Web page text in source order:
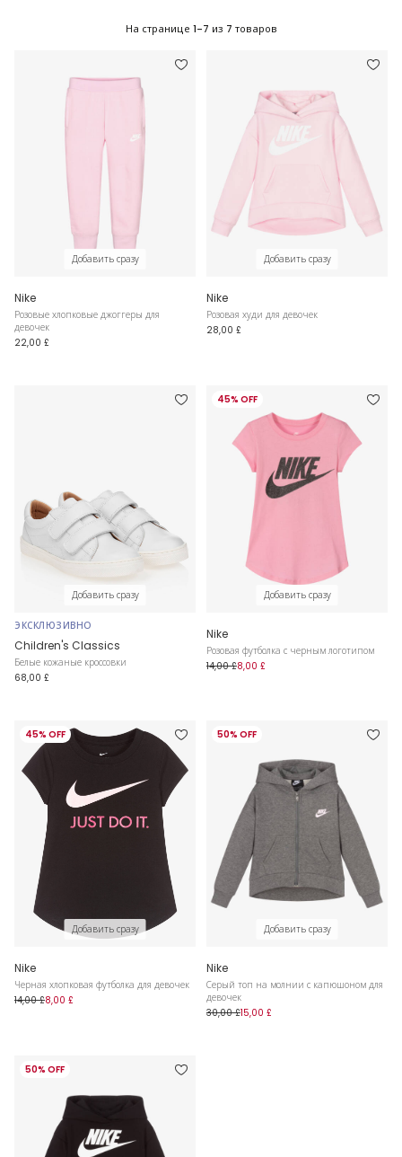
На странице 1-7 из 7 товаров
Добавить сразу
Nike
Розовые хлопковые джоггеры для
девочек
22,00 £
Добавить сразу
Nike
Розовая худи для девочек
28,00 £
Добавить сразу
ЭКСКЛЮЗИВНО
Children's Classics
Белые кожаные кроссовки
68,00 £
45% OFF
Добавить сразу
Nike
Розовая футболка с черным логотипом
14,00 £8,00 £
45% OFF
Добавить сразу
Nike
Черная хлопковая футболка для девочек
14,00 £8,00 £
50% OFF
Добавить сразу
Nike
Серый топ на молнии с капюшоном для
девочек
30,00 £15,00 £
50% OFF